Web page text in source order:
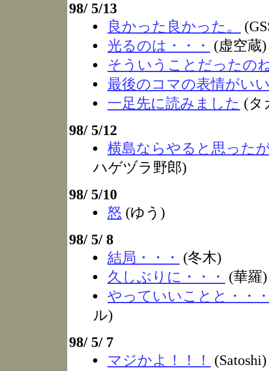
98/ 5/13
良かった良かった。
光るのは・・・
(虚空蔵)
そういうことだったの
最後のコマの表情がい
一足先に読みました (タ
98/ 5/12
横島ならやると思った
ハゲヅラ野郎)
98/ 5/10
怒 (ゆう)
98/ 5/ 8
結局・・・
(冬木)
久しぶりに・・・
(華羅)
やっていいことと・・
ル)
98/ 5/ 7
マジかよ！！！
(Satoshi)